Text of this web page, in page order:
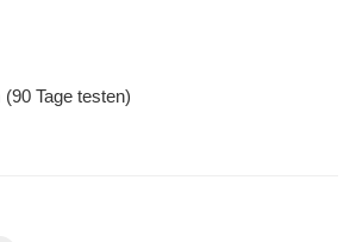
(90 Tage testen)